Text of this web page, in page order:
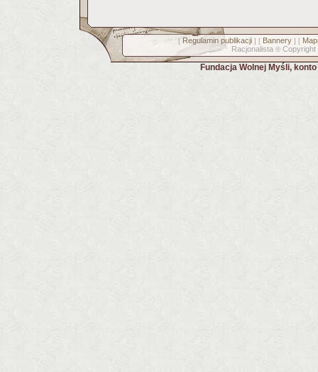
[ Regulamin publikacji] [ Bannery] [
Racjonalista © Copyright
Fundacja Wolnej Myśli,